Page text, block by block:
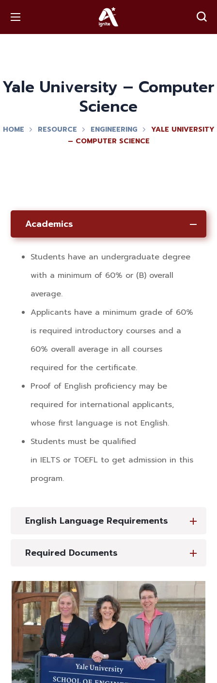
Yale University – Computer
Science
HOME RESOURCE ENGINEERING
YALE UNIVERSITY
– COMPUTER SCIENCE
Academics
Students have an undergraduate degree
with a minimum of 60% or (B) overall
average.
Applicants have a minimum grade of 60%
is required introductory courses and a
60% overall average in all courses
required for the certificate.
Proof of English proficiency may be
required for international applicants,
whose first language is not English.
Students must be qualified
in IELTS or TOEFL to get admission in this
program.
English Language Requirements
Required Documents